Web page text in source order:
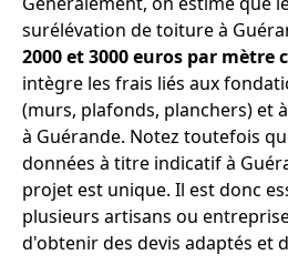
surélévation de toiture à
2000 et 3000 euros par mètre
intègre les frais liés aux
(murs, plafonds, planchers) et
à Guérande. Notez toutefois
données à titre indicatif à
projet est unique. Il est donc
plusieurs artisans ou
d'obtenir des devis adaptés et